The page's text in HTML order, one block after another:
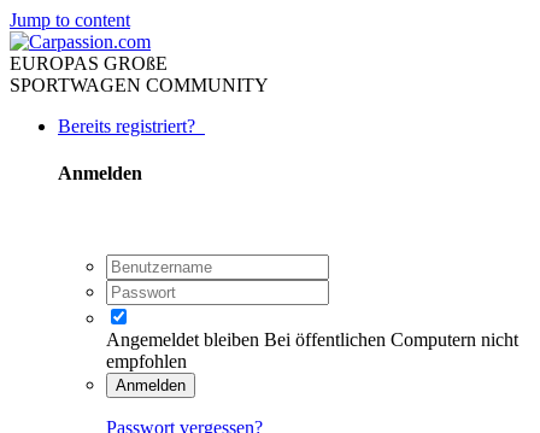
Jump to content
EUROPAS GROßE
SPORTWAGEN COMMUNITY
Bereits registriert?
Anmelden
Angemeldet bleiben Bei öffentlichen Computern nicht
empfohlen
Anmelden
Passwort vergessen?